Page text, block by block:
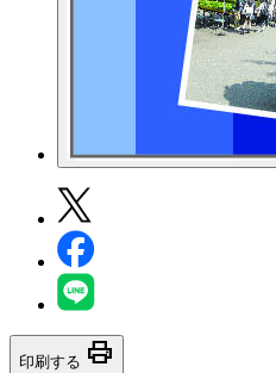
印刷する print